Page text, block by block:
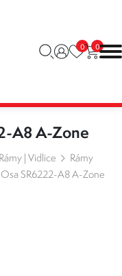
0 0
A8 A-Zone
Rámy | Vidlice
Rámy
SR6222-A8 A-Zone